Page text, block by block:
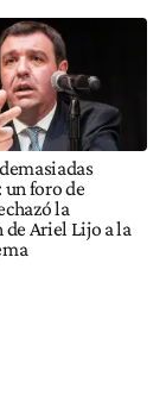
un foro de
la
Ariel Lijo a la